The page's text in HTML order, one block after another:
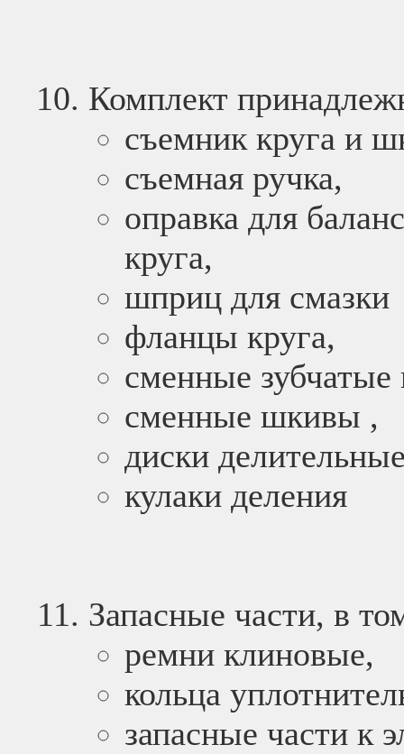
Комплект
съемник круга и
съемная ручка,
оправка для
круга,
шприц для смазки
фланцы круга,
сменные зубчатые
сменные шкивы ,
диски
кулаки деления
Запасные части, в
ремни клиновые,
кольца
запасные части к